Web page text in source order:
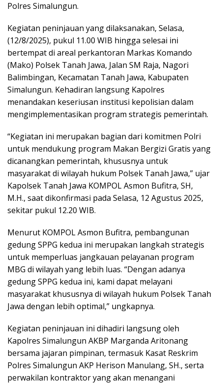
Polres Simalungun.
Kegiatan peninjauan yang dilaksanakan, Selasa,
(12/8/2025), pukul 11.00 WIB hingga selesai ini
bertempat di areal perkantoran Markas Komando
(Mako) Polsek Tanah Jawa, Jalan SM Raja, Nagori
Balimbingan, Kecamatan Tanah Jawa, Kabupaten
Simalungun. Kehadiran langsung Kapolres
menandakan keseriusan institusi kepolisian dalam
mengimplementasikan program strategis pemerintah.
“Kegiatan ini merupakan bagian dari komitmen Polri
untuk mendukung program Makan Bergizi Gratis yang
dicanangkan pemerintah, khususnya untuk
masyarakat di wilayah hukum Polsek Tanah Jawa,” ujar
Kapolsek Tanah Jawa KOMPOL Asmon Bufitra, SH,
M.H., saat dikonfirmasi pada Selasa, 12 Agustus 2025,
sekitar pukul 12.20 WIB.
Menurut KOMPOL Asmon Bufitra, pembangunan
gedung SPPG kedua ini merupakan langkah strategis
untuk memperluas jangkauan pelayanan program
MBG di wilayah yang lebih luas. “Dengan adanya
gedung SPPG kedua ini, kami dapat melayani
masyarakat khususnya di wilayah hukum Polsek Tanah
Jawa dengan lebih optimal,” ungkapnya.
Kegiatan peninjauan ini dihadiri langsung oleh
Kapolres Simalungun AKBP Marganda Aritonang
bersama jajaran pimpinan, termasuk Kasat Reskrim
Polres Simalungun AKP Herison Manulang, SH., serta
perwakilan kontraktor yang akan menangani